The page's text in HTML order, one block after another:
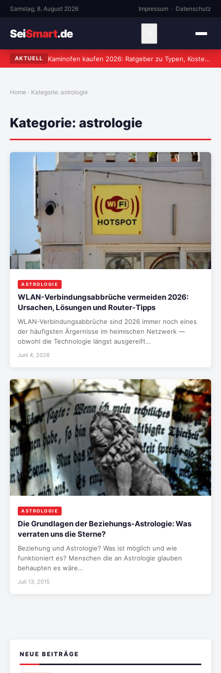
Samstag, 8. August 2026 Impressum · Datenschutz
SeiSmart.de
AKTUELL Kaminofen kaufen 2026: Ratgeber zu Typen, Kosten und worauf wirklich zu achten ist
Home Kategorie: astrologie
Kategorie: astrologie
ASTROLOGIE
WLAN-Verbindungsabbrüche vermeiden 2026:
Ursachen, Lösungen und Router-Tipps
WLAN-Verbindungsabbrüche sind 2026 immer noch eines
der häufigsten Ärgernisse im heimischen Netzwerk —
obwohl die Technologie längst ausgereift…
Juni 4, 2026
ASTROLOGIE
Die Grundlagen der Beziehungs-Astrologie: Was
verraten uns die Sterne?
Beziehung und Astrologie? Was ist möglich und wie
funktioniert es? Menschen die an Astrologie glauben
behaupten es wäre…
Juli 13, 2015
NEUE BEITRÄGE